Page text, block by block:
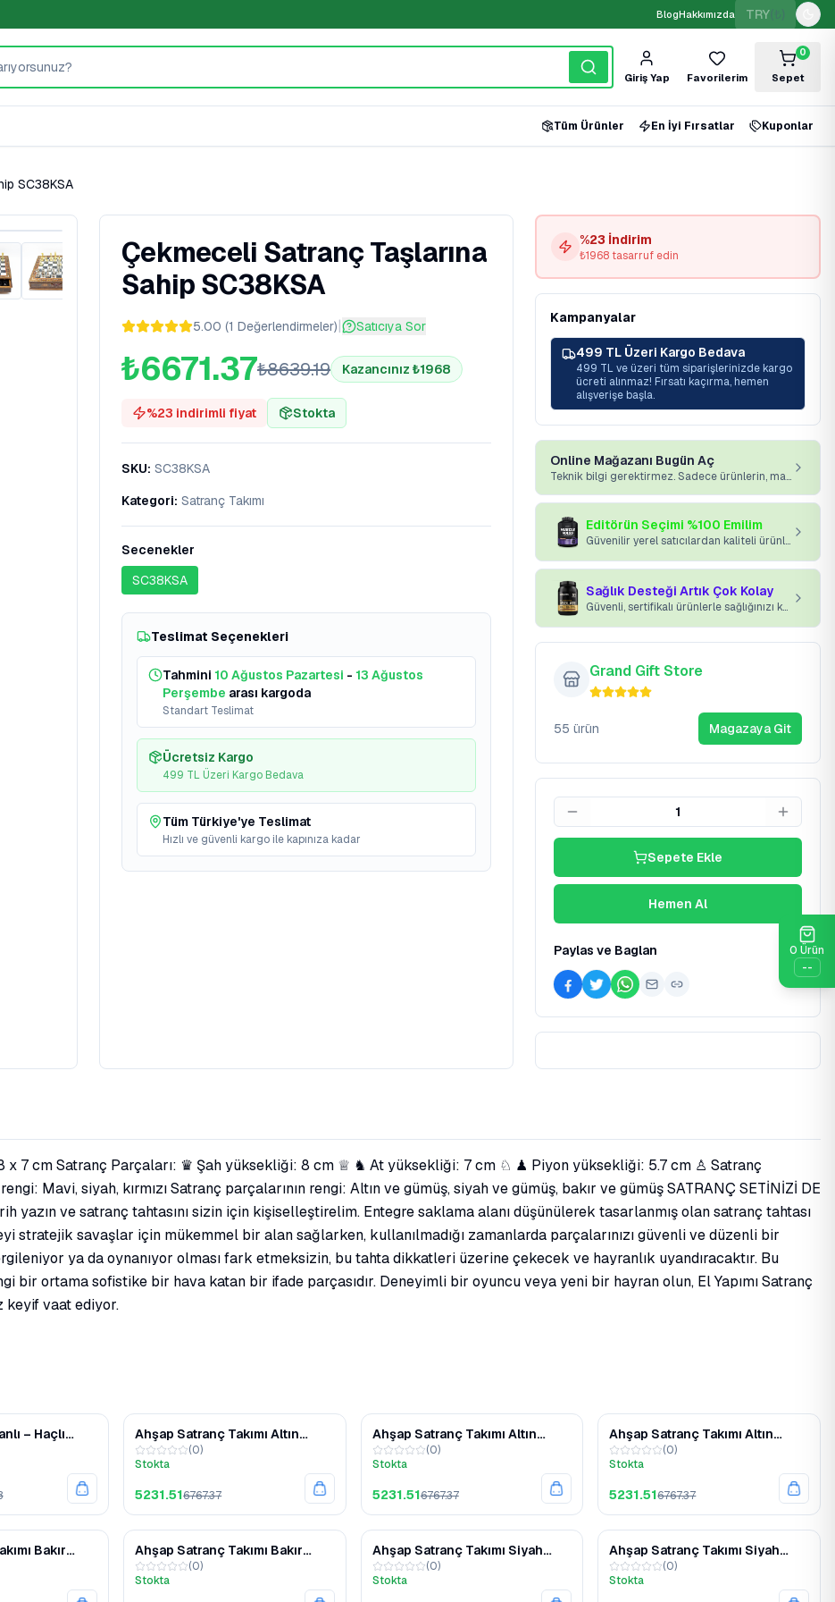
BlogHakkımızda TRY
Giriş Yap Favorilerim Sepet
0
Tüm Ürünler En İyi Fırsatlar Kuponlar
SC38KSA
Çekmeceli Satranç Taşlarına
Sahip SC38KSA
5.00 (1 Değerlendirmeler)| Satıcıya Sor
₺6671.37₺8639.19 Kazancınız ₺1968
%23 indirimli fiyat Stokta
SKU: SC38KSA
Kategori: Satranç Takımı
Secenekler
SC38KSA
Teslimat Seçenekleri
Tahmini 10 Ağustos Pazartesi - 13 Ağustos
Perşembe arası kargoda
Standart Teslimat
Ücretsiz Kargo
499 TL Üzeri Kargo Bedava
Tüm Türkiye'ye Teslimat
Hızlı ve güvenli kargo ile kapınıza kadar
%23 İndirim
₺1968 tasarruf edin
Kampanyalar
499 TL Üzeri Kargo Bedava
499 TL ve üzeri tüm siparişlerinizde kargo
ücreti alınmaz! Fırsatı kaçırma, hemen
alışverişe başla.
Online Mağazanı Bugün Aç
Teknik bilgi gerektirmez. Sadece ürünlerin, markan ve platformumuz yeterli.
Editörün Seçimi %100 Emilim
Güvenilir yerel satıcılardan kaliteli ürünler kapınıza gelsin.
Sağlık Desteği Artık Çok Kolay
Güvenli, sertifikalı ürünlerle sağlığınızı koruyun.
Grand Gift Store
55 ürün Magazaya Git
1
Sepete Ekle
Hemen Al
Paylas ve Baglan
x 7 cm Satranç Parçaları: ♛ Şah yüksekliği: 8 cm ♕ ♞ At yüksekliği: 7 cm ♘ ♟ Piyon yüksekliği: 5.7 cm ♙ Satranç
Mavi, siyah, kırmızı Satranç parçalarının rengi: Altın ve gümüş, siyah ve gümüş, bakır ve gümüş SATRANÇ SETİNİZİ DE
yazın ve satranç tahtasını sizin için kişiselleştirelim. Entegre saklama alanı düşünülerek tasarlanmış olan satranç tahtası
stratejik savaşlar için mükemmel bir alan sağlarken, kullanılmadığı zamanlarda parçalarınızı güvenli ve düzenli bir
ya da oynanıyor olması fark etmeksizin, bu tahta dikkatleri üzerine çekecek ve hayranlık uyandıracaktır. Bu
bir ortama sofistike bir hava katan bir ifade parçasıdır. Deneyimli bir oyuncu veya yeni bir hayran olun, El Yapımı Satranç
keyif vaat ediyor.
– Haçlı
–
Kapaklı
Ahşap Satranç Takımı Altın
Gümüş Metal Taşlı MERKP36G
(0)
Stokta
5231.516767.37
Ahşap Satranç Takımı Altın
Gümüş Metal Taşlı MERKP30G
(0)
Stokta
5231.516767.37
Ahşap Satranç Takımı Altın
Gümüş Metal Taşlı MERKP25G
(0)
Stokta
5231.516767.37
Bakır
MERKP30B
Ahşap Satranç Takımı Bakır
Gümüş Metal Taşlı MERKP25B
(0)
Stokta
Ahşap Satranç Takımı Siyah
Gümüş Metal Taşlı MERKP36S
(0)
Stokta
Ahşap Satranç Takımı Siyah
Gümüş Metal Taşlı MERKP30S
(0)
Stokta
0 Ürün
--